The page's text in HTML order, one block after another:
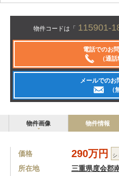
物件コードは「 115901-
電話でのお
（通
メールでのお
（
物件画像 物件情報
価格 290万円 シ
所在地 三重県度会郡